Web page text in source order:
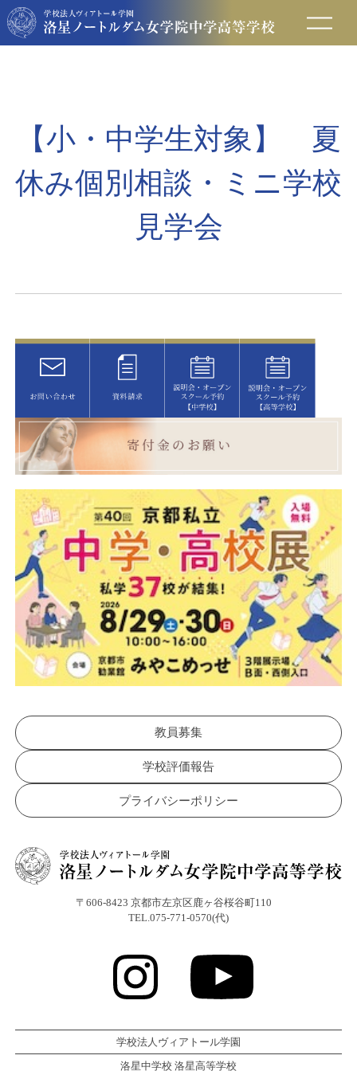
保護者の方へ
卒業生の方へ
資料請求
【小・中学生対象】 夏
休み個別相談・ミニ学校
見学会
教員募集
学校評価報告
プライバシーポリシー
〒606-8423 京都市左京区鹿ヶ谷桜谷町110
TEL.075-771-0570(代)
学校法人ヴィアトール学園
洛星中学校 洛星高等学校